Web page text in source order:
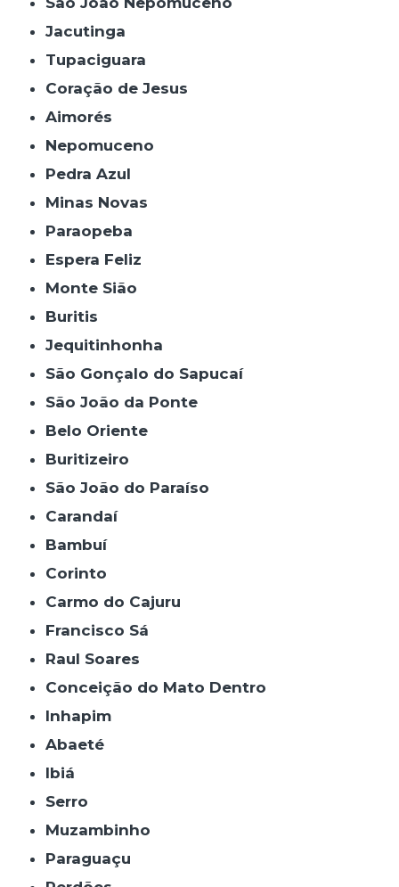
Jacutinga
Tupaciguara
Coração de Jesus
Aimorés
Nepomuceno
Pedra Azul
Minas Novas
Paraopeba
Espera Feliz
Monte Sião
Buritis
Jequitinhonha
São Gonçalo do Sapucaí
São João da Ponte
Belo Oriente
Buritizeiro
São João do Paraíso
Carandaí
Bambuí
Corinto
Carmo do Cajuru
Francisco Sá
Raul Soares
Conceição do Mato Dentro
Inhapim
Abaeté
Ibiá
Serro
Muzambinho
Paraguaçu